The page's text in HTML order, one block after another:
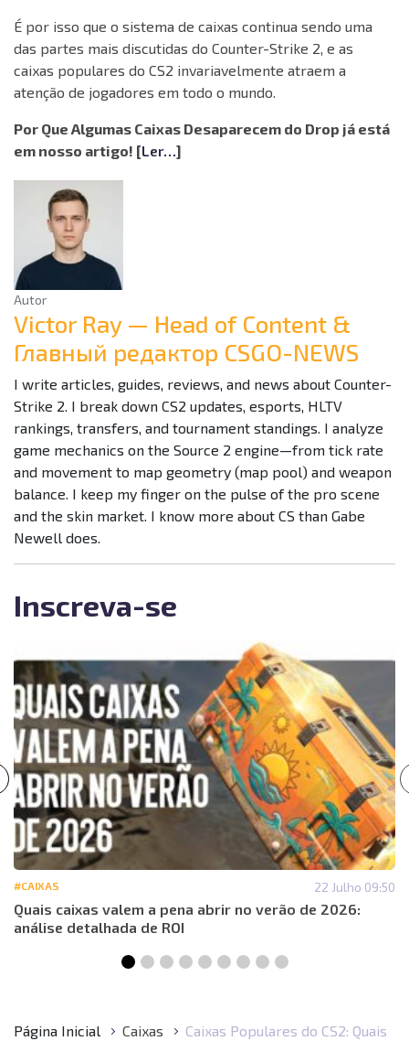
É por isso que o sistema de caixas continua sendo uma
das partes mais discutidas do Counter-Strike 2, e as
caixas populares do CS2 invariavelmente atraem a
atenção de jogadores em todo o mundo.
Por Que Algumas Caixas Desaparecem do Drop já está
em nosso artigo! [Ler…]
Autor
Victor Ray — Head of Content &
Главный редактор CSGO-NEWS
I write articles, guides, reviews, and news about Counter-
Strike 2. I break down CS2 updates, esports, HLTV
rankings, transfers, and tournament standings. I analyze
game mechanics on the Source 2 engine—from tick rate
and movement to map geometry (map pool) and weapon
balance. I keep my finger on the pulse of the pro scene
and the skin market. I know more about CS than Gabe
Newell does.
Inscreva-se
#CAIXAS 22 Julho 09:50
Quais caixas valem a pena abrir no verão de 2026:
análise detalhada de ROI
Página Inicial Caixas Caixas Populares do CS2: Quais